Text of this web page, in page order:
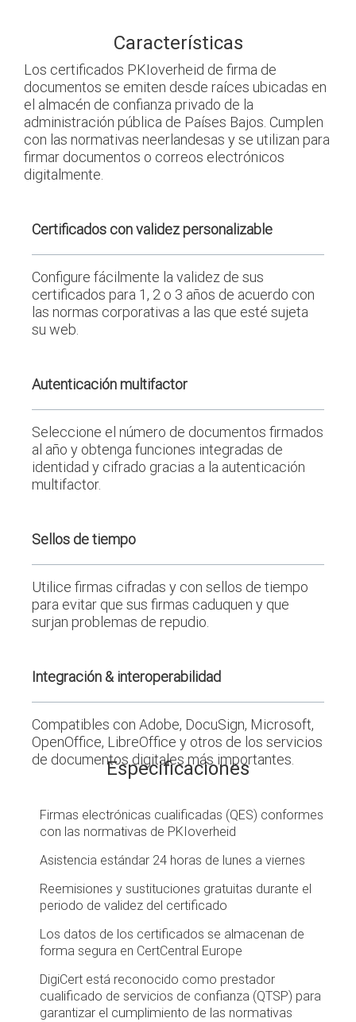
Características
Los certificados PKIoverheid de firma de
documentos se emiten desde raíces ubicadas en
el almacén de confianza privado de la
administración pública de Países Bajos. Cumplen
con las normativas neerlandesas y se utilizan para
firmar documentos o correos electrónicos
digitalmente.
Certificados con validez personalizable
Configure fácilmente la validez de sus
certificados para 1, 2 o 3 años de acuerdo con
las normas corporativas a las que esté sujeta
su web.
Autenticación multifactor
Seleccione el número de documentos firmados
al año y obtenga funciones integradas de
identidad y cifrado gracias a la autenticación
multifactor.
Sellos de tiempo
Utilice firmas cifradas y con sellos de tiempo
para evitar que sus firmas caduquen y que
surjan problemas de repudio.
Integración & interoperabilidad
Compatibles con Adobe, DocuSign, Microsoft,
OpenOffice, LibreOffice y otros de los servicios
de documentos digitales más importantes.
Especificaciones
Firmas electrónicas cualificadas (QES) conformes
con las normativas de PKIoverheid
Asistencia estándar 24 horas de lunes a viernes
Reemisiones y sustituciones gratuitas durante el
periodo de validez del certificado
Los datos de los certificados se almacenan de
forma segura en CertCentral Europe
DigiCert está reconocido como prestador
cualificado de servicios de confianza (QTSP) para
garantizar el cumplimiento de las normativas